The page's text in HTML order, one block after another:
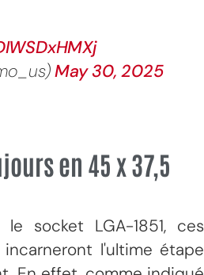
May 30, 2025
en 45 x 37,5
socket LGA-1851, ces
incarneront l'ultime étape